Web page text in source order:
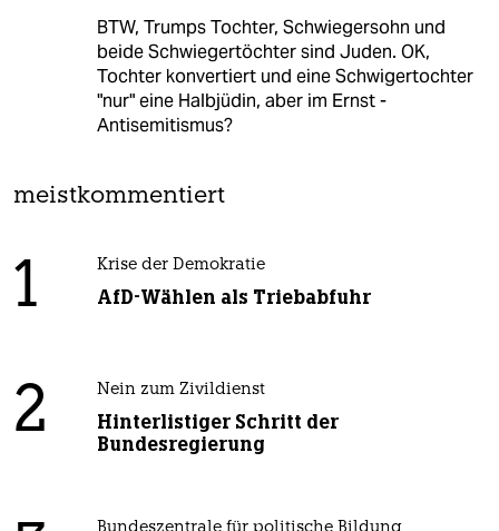
BTW, Trumps Tochter, Schwiegersohn und
beide Schwiegertöchter sind Juden. OK,
Tochter konvertiert und eine Schwigertochter
"nur" eine Halbjüdin, aber im Ernst -
Antisemitismus?
meistkommentiert
1 Krise der Demokratie
AfD-Wählen als Triebabfuhr
2 Nein zum Zivildienst
Hinterlistiger Schritt der
Bundesregierung